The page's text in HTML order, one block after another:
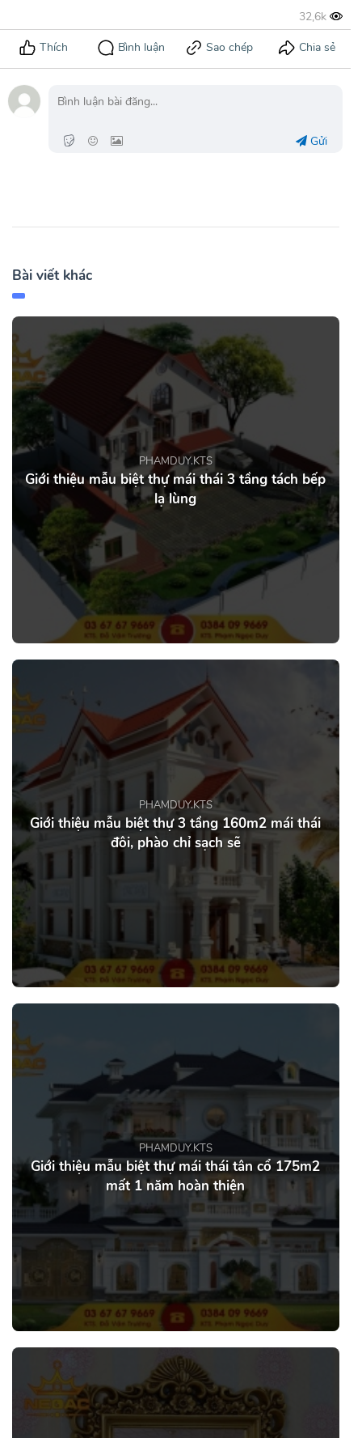
Gửi
Bài viết khác
PHAMDUY.KTS
Giới thiệu mẫu biệt thự mái thái 3 tầng tách bếp
lạ lùng
PHAMDUY.KTS
Giới thiệu mẫu biệt thự 3 tầng 160m2 mái thái
đôi, phào chỉ sạch sẽ
PHAMDUY.KTS
Giới thiệu mẫu biệt thự mái thái tân cổ 175m2
mất 1 năm hoàn thiện